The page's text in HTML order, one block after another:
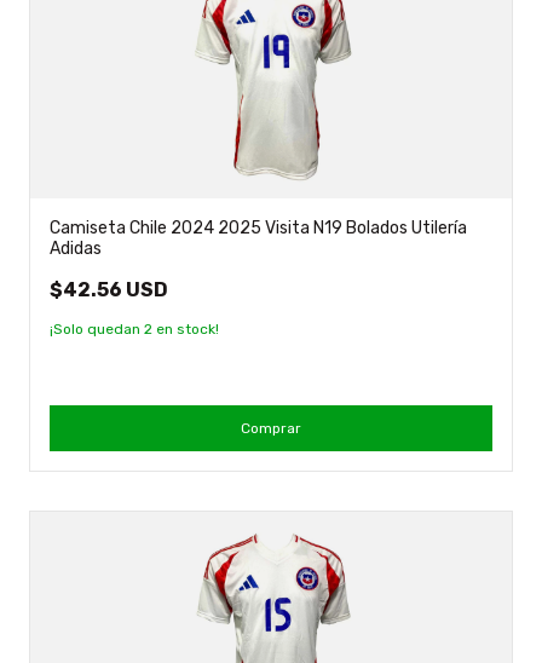
Camiseta Chile 2024 2025 Visita N19 Bolados Utilería
Adidas
$42.56 USD
¡Solo quedan 2 en stock!
Comprar